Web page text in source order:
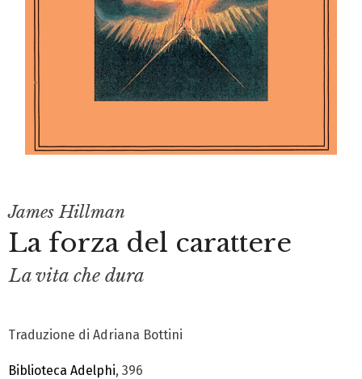
James Hillman
La forza del carattere
La vita che dura
Traduzione di Adriana Bottini
Biblioteca Adelphi, 396